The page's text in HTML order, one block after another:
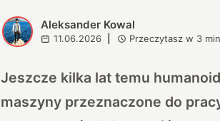
A Aleksander Kowal
11.06.2026 Przeczytasz w 3
Jeszcze kilka lat temu
maszyny przeznaczone do